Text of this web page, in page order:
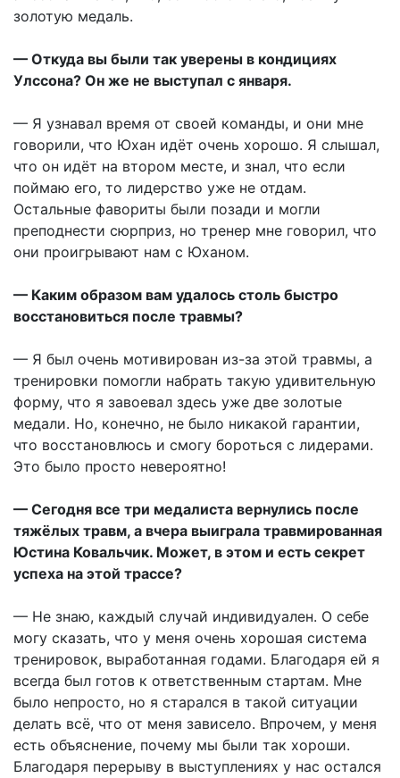
золотую медаль.
— Откуда вы были так уверены в кондициях
Улссона? Он же не выступал с января.
— Я узнавал время от своей команды, и они мне
говорили, что Юхан идёт очень хорошо. Я слышал,
что он идёт на втором месте, и знал, что если
поймаю его, то лидерство уже не отдам.
Остальные фавориты были позади и могли
преподнести сюрприз, но тренер мне говорил, что
они проигрывают нам с Юханом.
— Каким образом вам удалось столь быстро
восстановиться после травмы?
— Я был очень мотивирован из-за этой травмы, а
тренировки помогли набрать такую удивительную
форму, что я завоевал здесь уже две золотые
медали. Но, конечно, не было никакой гарантии,
что восстановлюсь и смогу бороться с лидерами.
Это было просто невероятно!
— Сегодня все три медалиста вернулись после
тяжёлых травм, а вчера выиграла травмированная
Юстина Ковальчик. Может, в этом и есть секрет
успеха на этой трассе?
— Не знаю, каждый случай индивидуален. О себе
могу сказать, что у меня очень хорошая система
тренировок, выработанная годами. Благодаря ей я
всегда был готов к ответственным стартам. Мне
было непросто, но я старался в такой ситуации
делать всё, что от меня зависело. Впрочем, у меня
есть объяснение, почему мы были так хороши.
Благодаря перерыву в выступлениях у нас остался